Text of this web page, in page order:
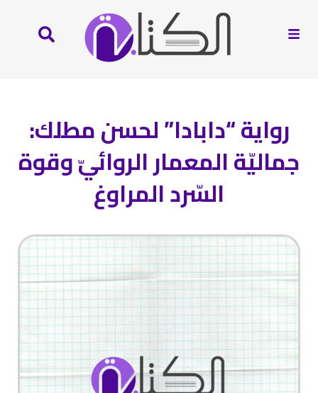
رواية “دابادا” لحسن مطلك:
جماليّة المعمار الروائيّ وقوة
السّرد المراوغ